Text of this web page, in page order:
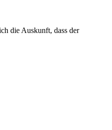
die Auskunft, dass der